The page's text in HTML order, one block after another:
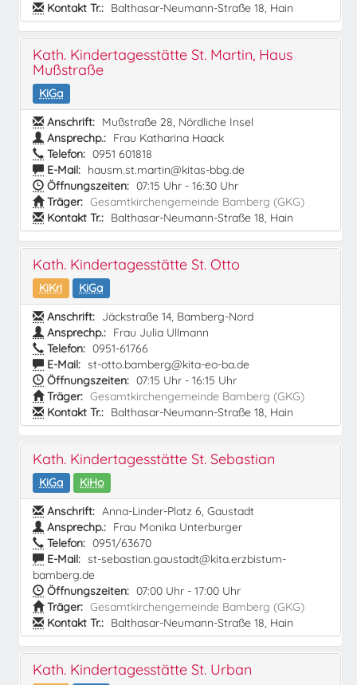
Kontakt Tr.: Balthasar-Neumann-Straße 18, Hain
Kath. Kindertagesstätte St. Martin, Haus
Mußstraße
KiGa
Anschrift: Mußstraße 28, Nördliche Insel
Ansprechp.: Frau Katharina Haack
Telefon: 0951 601818
E-Mail: hausm.st.martin@kitas-bbg.de
Öffnungszeiten: 07:15 Uhr - 16:30 Uhr
Träger: Gesamtkirchengemeinde Bamberg (GKG)
Kontakt Tr.: Balthasar-Neumann-Straße 18, Hain
Kath. Kindertagesstätte St. Otto
KiKri
KiGa
Anschrift: Jäckstraße 14, Bamberg-Nord
Ansprechp.: Frau Julia Ullmann
Telefon: 0951-61766
E-Mail: st-otto.bamberg@kita-eo-ba.de
Öffnungszeiten: 07:15 Uhr - 16:15 Uhr
Träger: Gesamtkirchengemeinde Bamberg (GKG)
Kontakt Tr.: Balthasar-Neumann-Straße 18, Hain
Kath. Kindertagesstätte St. Sebastian
KiGa
KiHo
Anschrift: Anna-Linder-Platz 6, Gaustadt
Ansprechp.: Frau Monika Unterburger
Telefon: 0951/63670
E-Mail: st-sebastian.gaustadt@kita.erzbistum-
bamberg.de
Öffnungszeiten: 07:00 Uhr - 17:00 Uhr
Träger: Gesamtkirchengemeinde Bamberg (GKG)
Kontakt Tr.: Balthasar-Neumann-Straße 18, Hain
Kath. Kindertagesstätte St. Urban